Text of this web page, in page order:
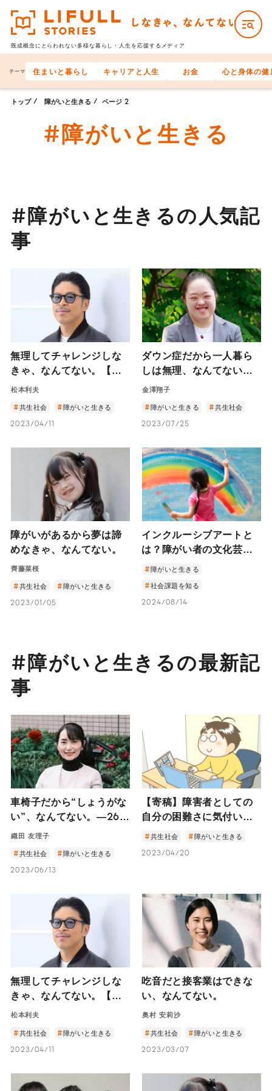
既成概念にとらわれない多様な暮らし・人生を応援するメディア
テーマ 住まいと暮らし キャリアと人生 お金 心と身体の健
トップ 障がいと生きる ページ 2
#障がいと生きる
#障がいと生きるの人気記
事
無理してチャレンジしな
きゃ、なんてない。【後
編】－好きなことが原動
利夫の多彩な表現活動 －
松本利夫
共生社会 障がいと生きる
2023/04/11
ダウン症だから一人暮ら
しは無理、なんてない。
―料理をしたり
を見たりと一人暮らしを
満喫する書家・金澤翔子
金澤翔子
障がいと生きる 共生社会
2023/07/25
障がいがあるから夢は諦
めなきゃ、なんてない。
齊藤菜桜
共生社会 障がいと生きる
2023/01/05
インクルーシブアートと
は？障がい者の文化芸術
活動を通じた共生社会の
障がいと生きる
社会課題を知る
2024/08/14
#障がいと生きるの最新記
事
車椅子だから“しょうがな
い”、なんてない。―26歳
で車椅子ユーザーに。織
の生きやすい社会への道
筋―
織田 友理子
共生社会 障がいと生きる
2023/06/13
【寄稿】障害者としての
自分の困難さに気付いて
いくことは難しい｜くら
共生社会 障がいと生きる
2023/04/20
無理してチャレンジしな
きゃ、なんてない。【後
編】－好きなことが原動
利夫の多彩な表現活動 －
松本利夫
共生社会 障がいと生きる
2023/04/11
吃音だと接客業はできな
い、なんてない。
奥村 安莉沙
共生社会 障がいと生きる
2023/03/07